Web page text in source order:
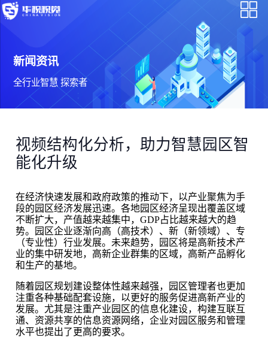
新闻资讯
全行业智慧 探索者
视频结构化分析，助力智慧园区智
能化升级
在经济快速发展和政府政策的推动下，以产业聚焦为手
段的园区经济发展迅速。各地园区经济呈现出覆盖区域
不断扩大，产值越来越集中，GDP占比越来越大的趋
势。园区企业逐渐向高（高技术）、新（新领域）、专
（专业性）行业发展。未来趋势，园区将是高新技术产
业的集中研发地，高新企业群集的区域，高新产品孵化
和生产的基地。
随着园区规划建设整体性越来越强，园区管理者也更加
注重各种基础配套设施，以更好的服务促进高新产业的
发展。尤其是注重产业园区的信息化建设，构建互联互
通、资源共享的信息资源网络，企业对园区服务和管理
水平也提出了更高的要求。